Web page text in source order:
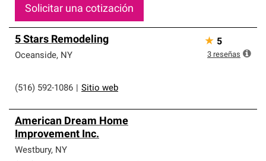
Solicitar una cotización
5 Stars Remodeling
Oceanside, NY
(516) 592-1086 Sitio web
★ 5
3 reseñas
American Dream Home
Improvement Inc.
Westbury, NY